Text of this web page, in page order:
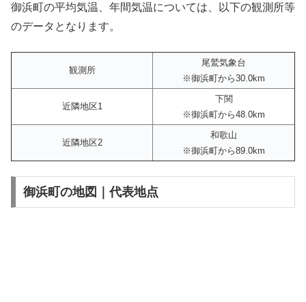
御浜町の平均気温、年間気温については、以下の観測所等
のデータとなります。
観測所
尾鷲気象台
※御浜町から30.0km
近隣地区1
下関
※御浜町から48.0km
近隣地区2
和歌山
※御浜町から89.0km
御浜町の地図｜代表地点